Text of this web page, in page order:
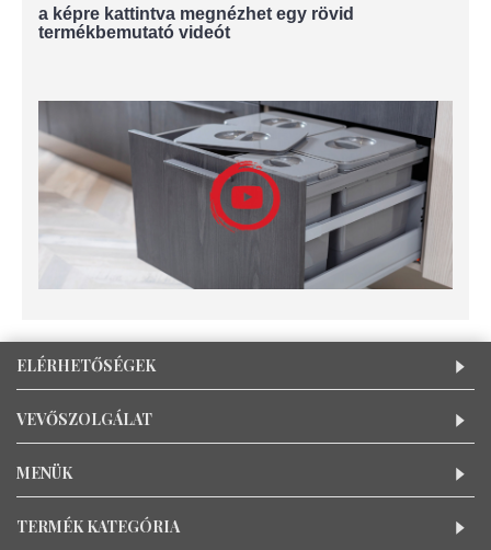
a képre kattintva megnézhet egy rövid
termékbemutató videót
ELÉRHETŐSÉGEK
VEVŐSZOLGÁLAT
MENÜK
TERMÉK KATEGÓRIA